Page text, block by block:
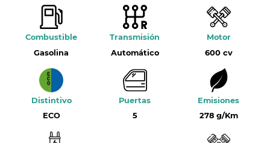
Combustible
Gasolina
Transmisión
Automático
Motor
600 cv
Distintivo
ECO
Puertas
5
Emisiones
278 g/Km